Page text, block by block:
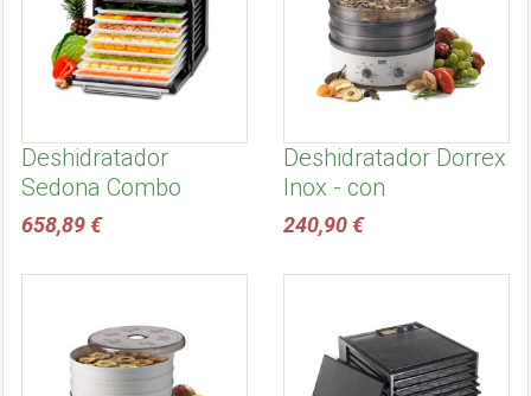
Deshidratador
Sedona Combo
658,89 €
Deshidratador Dorrex
Inox - con
temporizador
240,90 €